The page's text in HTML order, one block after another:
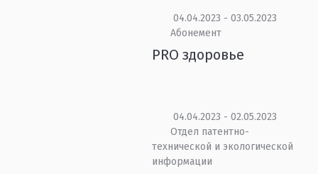
04.04.2023 - 03.05.2023
Абонемент
PRO здоровье
04.04.2023 - 02.05.2023
Отдел патентно-
технической и экологической
информации